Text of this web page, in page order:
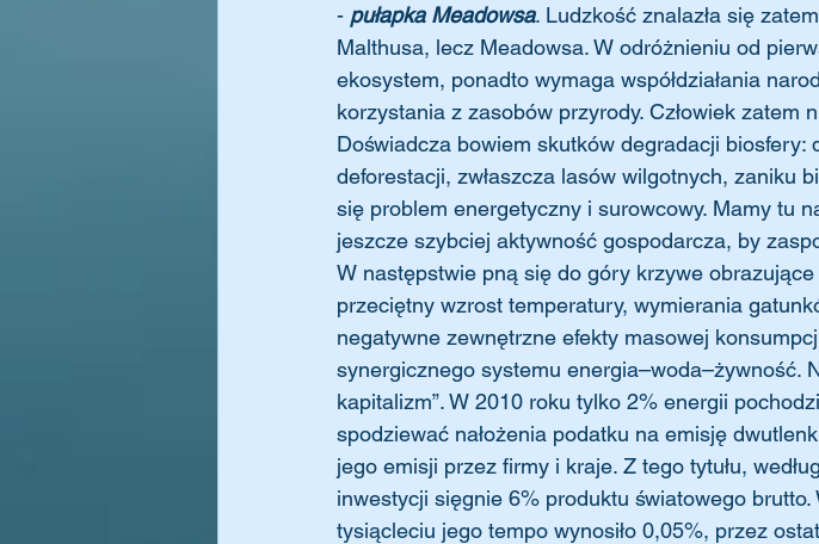
- pułapka Meadowsa. Ludzkość znalazła się
Malthusa, lecz Meadowsa. W odróżnieniu od
ekosystem, ponadto wymaga współdziałania
korzystania z zasobów przyrody. Człowiek zatem
Doświadcza bowiem skutków degradacji biosfery:
deforestacji, zwłaszcza lasów wilgotnych, zaniku
się problem energetyczny i surowcowy. Mamy tu
jeszcze szybciej aktywność gospodarcza, by
W następstwie pną się do góry krzywe
przeciętny wzrost temperatury, wymierania
negatywne zewnętrzne efekty masowej
synergicznego systemu energia–woda–żywność.
kapitalizm”. W 2010 roku tylko 2% energii
spodziewać nałożenia podatku na emisję
jego emisji przez firmy i kraje. Z tego tytułu,
inwestycji sięgnie 6% produktu światowego
tysiącleciu jego tempo wynosiło 0,05%, przez